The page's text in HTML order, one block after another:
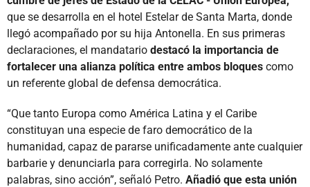
que se desarrolla en el hotel Estelar de Santa Marta, donde
llegó acompañado por su hija Antonella. En sus primeras
declaraciones, el mandatario destacó la importancia de
fortalecer una alianza política entre ambos bloques como
un referente global de defensa democrática.
“Que tanto Europa como América Latina y el Caribe
constituyan una especie de faro democrático de la
humanidad, capaz de pararse unificadamente ante cualquier
barbarie y denunciarla para corregirla. No solamente
palabras, sino acción”, señaló Petro. Añadió que esta unión